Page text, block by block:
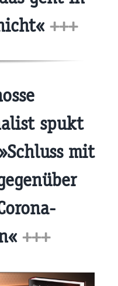
+++
spukt
mit
+++